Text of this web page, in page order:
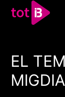
00:00
EL